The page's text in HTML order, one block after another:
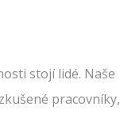
stojí lidé. Naše
pracovníky,